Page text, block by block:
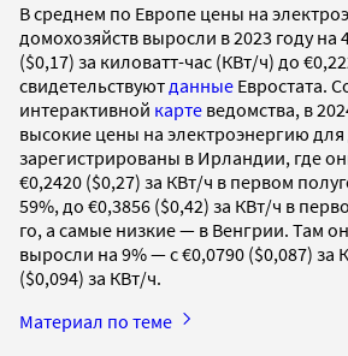
В среднем по Европе цены на
домохозяйств выросли в 2023 году на
($0,17) за киловатт-час (КВт/ч) до
свидетельствуютданные Евростата.
интерактивной карте ведомства, в
высокие цены на электроэнергию
зарегистрированы в Ирландии, где
€0,2420 ($0,27) за КВт/ч в первом
59%, до €0,3856 ($0,42) за КВт/ч в
го, а самые низкие — в Венгрии. Там
выросли на 9% — с €0,0790 ($0,087) за
($0,094) за КВт/ч.
Материал по теме